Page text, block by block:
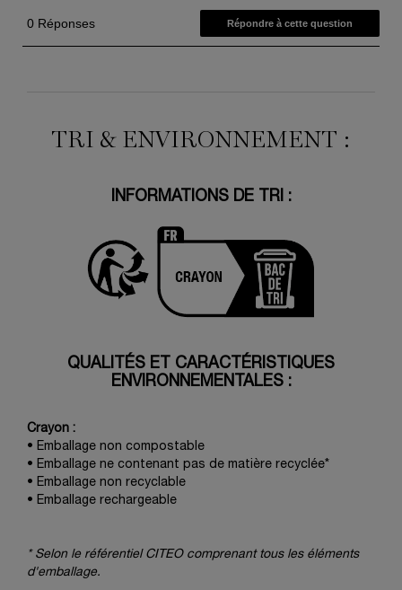
TRI & ENVIRONNEMENT :
INFORMATIONS DE TRI :
QUALITÉS ET CARACTÉRISTIQUES
ENVIRONNEMENTALES :
Crayon :
• Emballage non compostable
• Emballage ne contenant pas de matière recyclée*
• Emballage non recyclable
• Emballage rechargeable
* Selon le référentiel CITEO comprenant tous les éléments
d'emballage.